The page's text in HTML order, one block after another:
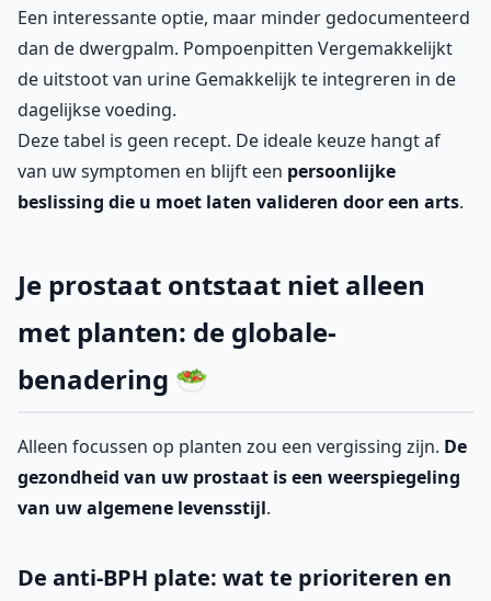
Een interessante optie, maar minder gedocumenteerd
dan de dwergpalm. Pompoenpitten Vergemakkelijkt
de uitstoot van urine Gemakkelijk te integreren in de
dagelijkse voeding.
Deze tabel is geen recept. De ideale keuze hangt af
van uw symptomen en blijft een persoonlijke
beslissing die u moet laten valideren door een arts.
Je prostaat ontstaat niet alleen
met planten: de globale-
benadering 🥗
Alleen focussen op planten zou een vergissing zijn. De
gezondheid van uw prostaat is een weerspiegeling
van uw algemene levensstijl.
De anti-BPH plate: wat te prioriteren en